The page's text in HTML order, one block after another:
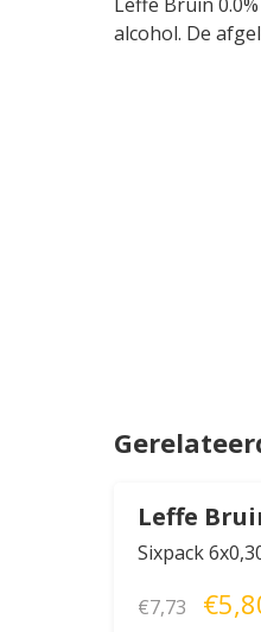
alcohol. De
Leffe
Sixpack
€7,73